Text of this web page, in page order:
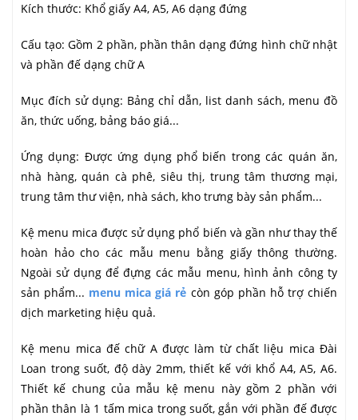
Kích thước: Khổ giấy A4, A5, A6 dạng đứng
Cấu tạo: Gồm 2 phần, phần thân dạng đứng hình chữ nhật
và phần đế dạng chữ A
Mục đích sử dụng: Bảng chỉ dẫn, list danh sách, menu đồ
ăn, thức uống, bảng báo giá...
Ứng dụng: Được ứng dụng phổ biến trong các quán ăn,
nhà hàng, quán cà phê, siêu thị, trung tâm thương mại,
trung tâm thư viện, nhà sách, kho trưng bày sản phẩm...
Kệ menu mica được sử dụng phổ biến và gần như thay thế
hoàn hảo cho các mẫu menu bằng giấy thông thường.
Ngoài sử dụng để đựng các mẫu menu, hình ảnh công ty
sản phẩm... menu mica giá rẻ còn góp phần hỗ trợ chiến
dịch marketing hiệu quả.
Kệ menu mica đế chữ A được làm từ chất liệu mica Đài
Loan trong suốt, độ dày 2mm, thiết kế với khổ A4, A5, A6.
Thiết kế chung của mẫu kệ menu này gồm 2 phần với
phần thân là 1 tấm mica trong suốt, gắn với phần đế được